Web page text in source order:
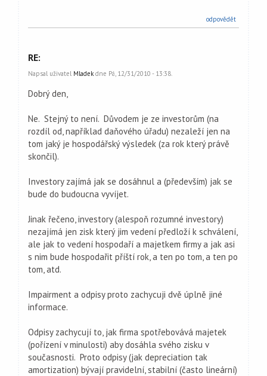
odpovědět
RE:
Napsal uživatel Mladek dne Pá, 12/31/2010 - 13:38.
Dobrý den,
Ne. Stejný to není. Důvodem je ze investorům (na
rozdíl od, například daňového úřadu) nezaleží jen na
tom jaký je hospodářský výsledek (za rok který právě
skončil).
Investory zajímá jak se dosáhnul a (především) jak se
bude do budoucna vyvíjet.
Jinak řečeno, investory (alespoň rozumné investory)
nezajímá jen zisk který jim vedení předloží k schválení,
ale jak to vedení hospodaří a majetkem firmy a jak asi
s nim bude hospodařit příští rok, a ten po tom, a ten po
tom, atd.
Impairment a odpisy proto zachycuji dvě úplně jiné
informace.
Odpisy zachycují to, jak firma spotřebovává majetek
(pořízení v minulosti) aby dosáhla svého zisku v
současnosti. Proto odpisy (jak depreciation tak
amortization) bývají pravidelní, stabilní (často lineární)